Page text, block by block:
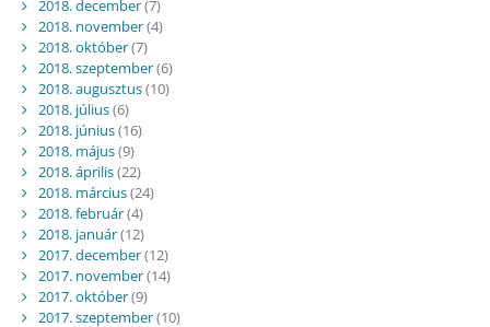
2018. december(7)
2018. november(4)
2018. október(7)
2018. szeptember(6)
2018. augusztus(10)
2018. július(6)
2018. június(16)
2018. május(9)
2018. április(22)
2018. március(24)
2018. február(4)
2018. január(12)
2017. december(12)
2017. november(14)
2017. október(9)
2017. szeptember(10)